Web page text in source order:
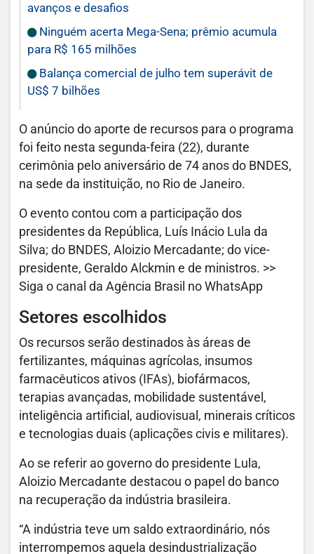
avanços e desafios
Ninguém acerta Mega-Sena; prêmio acumula
para R$ 165 milhões
Balança comercial de julho tem superávit de
US$ 7 bilhões
O anúncio do aporte de recursos para o programa
foi feito nesta segunda-feira (22), durante
cerimônia pelo aniversário de 74 anos do BNDES,
na sede da instituição, no Rio de Janeiro.
O evento contou com a participação dos
presidentes da República, Luís Inácio Lula da
Silva; do BNDES, Aloizio Mercadante; do vice-
presidente, Geraldo Alckmin e de ministros. >>
Siga o canal da Agência Brasil no WhatsApp
Setores escolhidos
Os recursos serão destinados às áreas de
fertilizantes, máquinas agrícolas, insumos
farmacêuticos ativos (IFAs), biofármacos,
terapias avançadas, mobilidade sustentável,
inteligência artificial, audiovisual, minerais críticos
e tecnologias duais (aplicações civis e militares).
Ao se referir ao governo do presidente Lula,
Aloizio Mercadante destacou o papel do banco
na recuperação da indústria brasileira.
“A indústria teve um saldo extraordinário, nós
interrompemos aquela desindustrialização